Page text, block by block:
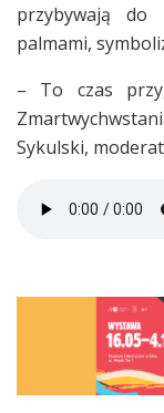
przybywają do
palmami,
– To czas
Sykulski,